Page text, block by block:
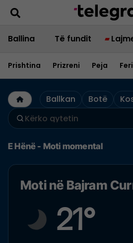
Ballina Të fundit
Prishtina Prizreni Peja
Ballkan Botë
E Hënë - Moti momental
Moti në Bajram
21°